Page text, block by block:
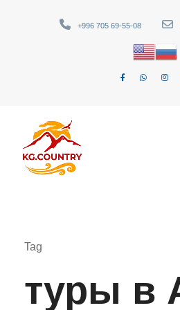
+996 705 69-55-08
Tag
туры в